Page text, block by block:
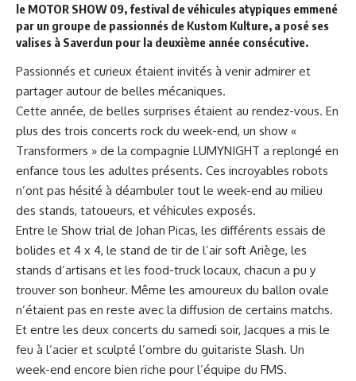
le MOTOR SHOW 09, festival de véhicules atypiques emmené
par un groupe de passionnés de Kustom Kulture, a posé ses
valises à Saverdun pour la deuxième année consécutive.
Passionnés et curieux étaient invités à venir admirer et
partager autour de belles mécaniques.
Cette année, de belles surprises étaient au rendez-vous. En
plus des trois concerts rock du week-end, un show «
Transformers » de la compagnie LUMYNIGHT a replongé en
enfance tous les adultes présents. Ces incroyables robots
n’ont pas hésité à déambuler tout le week-end au milieu
des stands, tatoueurs, et véhicules exposés.
Entre le Show trial de Johan Picas, les différents essais de
bolides et 4 x 4, le stand de tir de l’air soft Ariège, les
stands d’artisans et les food-truck locaux, chacun a pu y
trouver son bonheur. Même les amoureux du ballon ovale
n’étaient pas en reste avec la diffusion de certains matchs.
Et entre les deux concerts du samedi soir, Jacques a mis le
feu à l’acier et sculpté l’ombre du guitariste Slash. Un
week-end encore bien riche pour l’équipe du FMS.